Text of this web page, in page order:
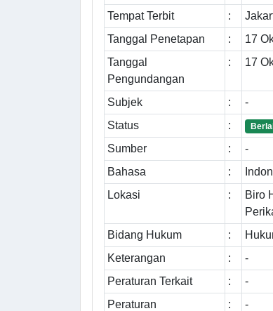
Tempat Terbit
:
Tanggal Penetapan
:
17
Tanggal
Pengundangan
: 17
Subjek :
-
Status
:
Sumber :
-
Bahasa
:
Lokasi
:
Biro
Bidang Hukum
:
Keterangan
:
-
Peraturan Terkait
:
-
Peraturan
: -